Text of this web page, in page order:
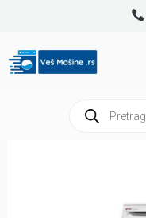
sadržaj
search